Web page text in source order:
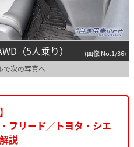
（5人乗り） (画像 No.1/36)
で次の写真へ
フリード／トヨタ・シエ
説